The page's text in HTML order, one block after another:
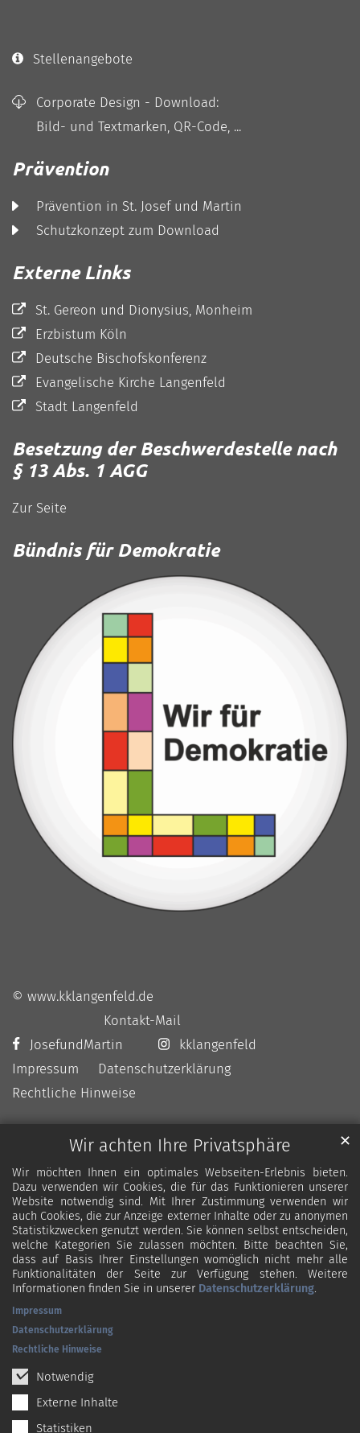
Wir achten Ihre Privatsphäre
Wir möchten Ihnen ein optimales Webseiten-Erlebnis bieten.
Dazu verwenden wir Cookies, die für das Funktionieren unserer
Website notwendig sind. Mit Ihrer Zustimmung verwenden wir
auch Cookies, die zur Anzeige externer Inhalte oder zu anonymen
Statistikzwecken genutzt werden. Sie können selbst entscheiden,
welche Kategorien Sie zulassen möchten. Bitte beachten Sie,
dass auf Basis Ihrer Einstellungen womöglich nicht mehr alle
Funktionalitäten der Seite zur Verfügung stehen. Weitere
Informationen finden Sie in unserer Datenschutzerklärung.
Notwendig
Externe Inhalte
Statistiken
✕
Impressum
Datenschutzerklärung
Rechtliche Hinweise
Stellenangebote
Corporate Design - Download:
Bild- und Textmarken, QR-Code, ...
Prävention
Prävention in St. Josef und Martin
Schutzkonzept zum Download
Externe Links
St. Gereon und Dionysius, Monheim
Erzbistum Köln
Deutsche Bischofskonferenz
Evangelische Kirche Langenfeld
Stadt Langenfeld
Besetzung der Beschwerdestelle nach
§ 13 Abs. 1 AGG
Zur Seite
Bündnis für Demokratie
© www.kklangenfeld.de
Kontakt-Mail
JosefundMartin
kklangenfeld
Impressum
Datenschutzerklärung
Rechtliche Hinweise